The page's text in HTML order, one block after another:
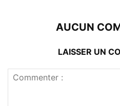
AUCUN
LAISSER UN